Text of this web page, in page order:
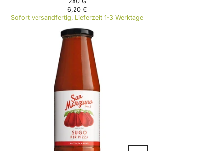
R
E
G
U
I
E
6
,
2
0
€
6,20 €
Sofort versandfertig, Lieferzeit 1-3 Werktage